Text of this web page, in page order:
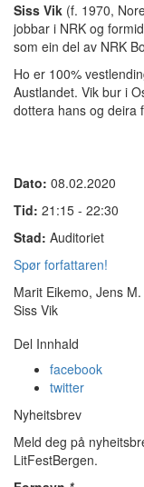
Siss Vik (f. 1970,
jobbar i NRK og
som ein del av NRK
Ho er 100%
Austlandet. Vik bur i
dottera hans og deira
Dato: 08.02.2020
Tid: 21:15 - 22:30
Stad: Auditoriet
Spør forfattaren!
Marit Eikemo, Jens
Siss Vik
Del Innhald
facebook
twitter
Nyheitsbrev
Meld deg på
LitFestBergen.